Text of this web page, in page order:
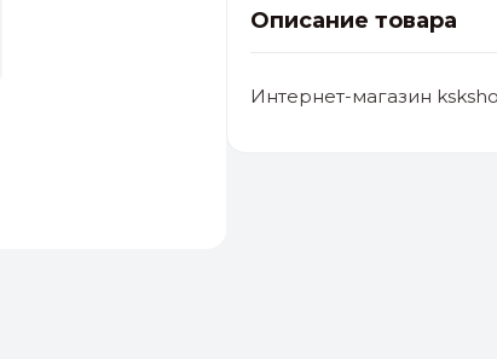
Описание товара
Интернет-магазин